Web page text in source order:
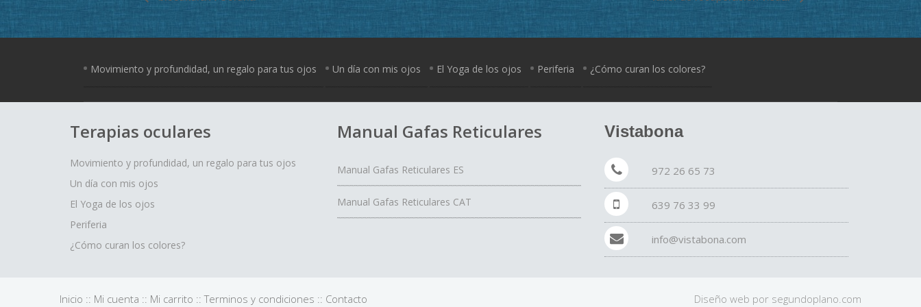
Movimiento y profundidad, un regalo para tus ojos Un día con mis ojos El Yoga de los ojos Periferia ¿Cómo curan los colores?
Terapias oculares
Movimiento y profundidad, un regalo para tus ojos
Un día con mis ojos
El Yoga de los ojos
Periferia
¿Cómo curan los colores?
Manual Gafas Reticulares
Manual Gafas Reticulares ES
Manual Gafas Reticulares CAT
Vistabona
972 26 65 73
639 76 33 99
info@vistabona.com
Inicio :: Mi cuenta :: Mi carrito ::Terminos y condiciones :: Contacto
Diseño web por segundoplano .com